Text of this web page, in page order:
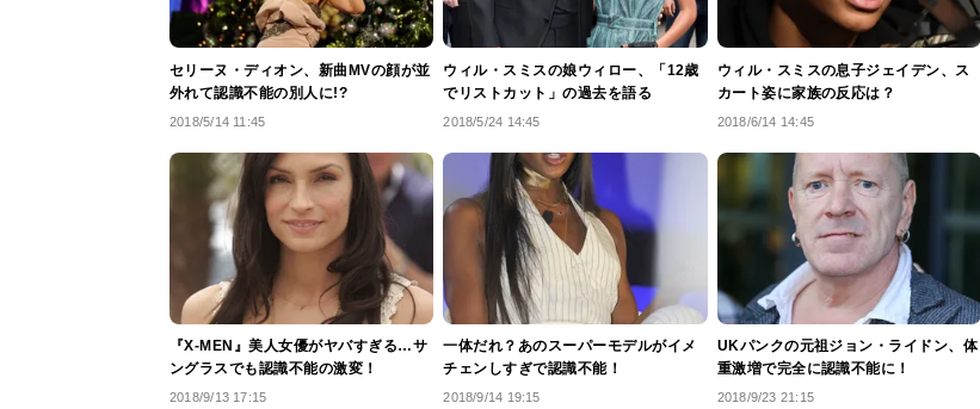
セリーヌ・ディオン、新曲MVの顔が並
外れて認識不能の別人に!?
2018/5/14 11:45
ウィル・スミスの娘ウィロー、「12歳
でリストカット」の過去を語る
2018/5/24 14:45
ウィル・スミスの息子ジェイデン、ス
カート姿に家族の反応は？
2018/6/14 14:45
『X-MEN』美人女優がヤバすぎる…サ
ングラスでも認識不能の激変！
2018/9/13 17:15
一体だれ？あのスーパーモデルがイメ
チェンしすぎで認識不能！
2018/9/14 19:15
UKパンクの元祖ジョン・ライドン、体
重激増で完全に認識不能に！
2018/9/23 21:15